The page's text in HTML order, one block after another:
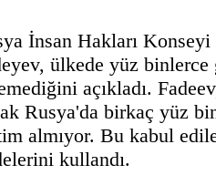
İnsan Hakları Konseyi
ülkede yüz
açıkladı.
Rusya'da birkaç yüz
almıyor. Bu kabul
kullandı.